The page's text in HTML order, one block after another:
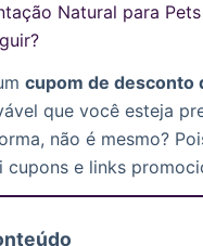
Natural para
cupom de desconto
que você esteja
não é mesmo?
cupons e links